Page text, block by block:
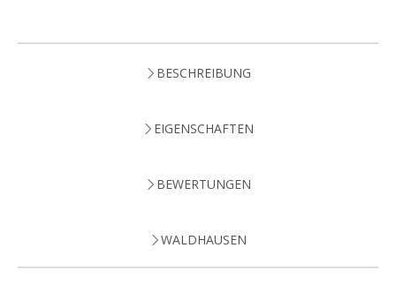
BESCHREIBUNG
EIGENSCHAFTEN
BEWERTUNGEN
WALDHAUSEN